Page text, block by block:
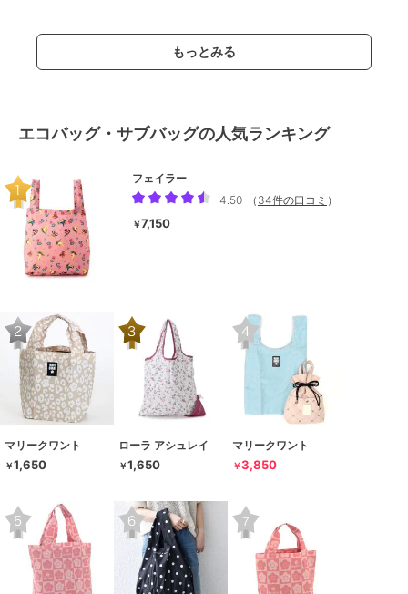
もっとみる
エコバッグ・サブバッグの人気ランキング
フェイラー
4.50
（ 34件の口コミ ）
￥7,150
マリークワント
￥1,650
ローラ アシュレイ
￥1,650
マリークワント
￥3,850